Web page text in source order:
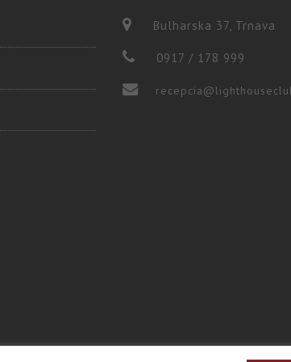
Bulharska 37, Trnava
0917 / 178 999